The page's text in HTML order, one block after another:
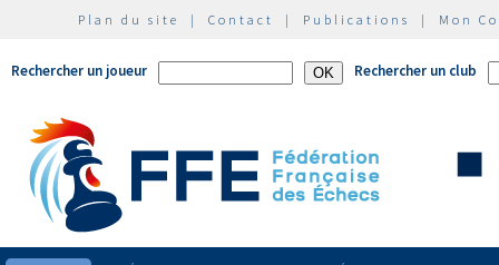
Plan du site | Contact | Publications | Mon
Rechercher un joueur Rechercher un club